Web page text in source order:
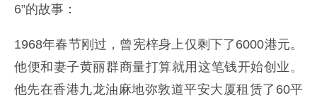
6”的故事：
1968年春节刚过，曾宪梓身上仅剩下了6000港元。
他便和妻子黄丽群商量打算就用这笔钱开始创业。
他先在香港九龙油麻地弥敦道平安大厦租赁了60平